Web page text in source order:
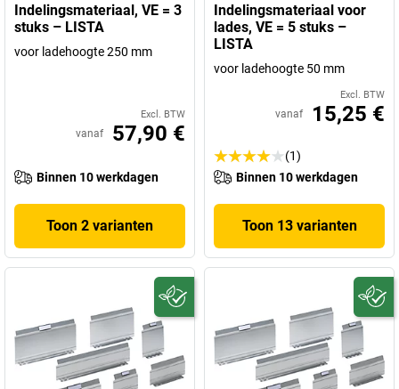
Indelingsmateriaal, VE = 3
stuks – LISTA
voor ladehoogte 250 mm
Excl. BTW
vanaf 57,90 €
Binnen 10 werkdagen
Toon 2 varianten
Indelingsmateriaal voor
lades, VE = 5 stuks –
LISTA
voor ladehoogte 50 mm
Excl. BTW
vanaf 15,25 €
(1)
Binnen 10 werkdagen
Toon 13 varianten